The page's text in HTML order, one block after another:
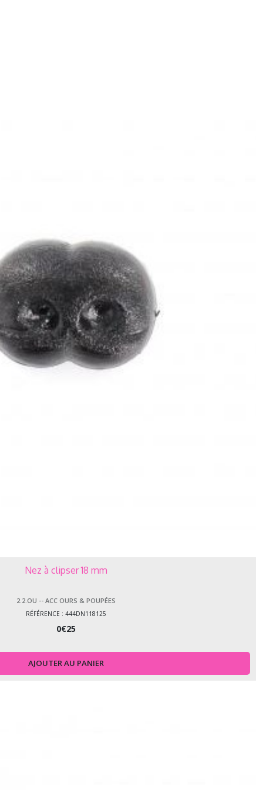
Nez à clipser 18 mm
2.2.OU -- ACC OURS & POUPÉES
RÉFÉRENCE : 444DN118125
0€25
AJOUTER AU PANIER